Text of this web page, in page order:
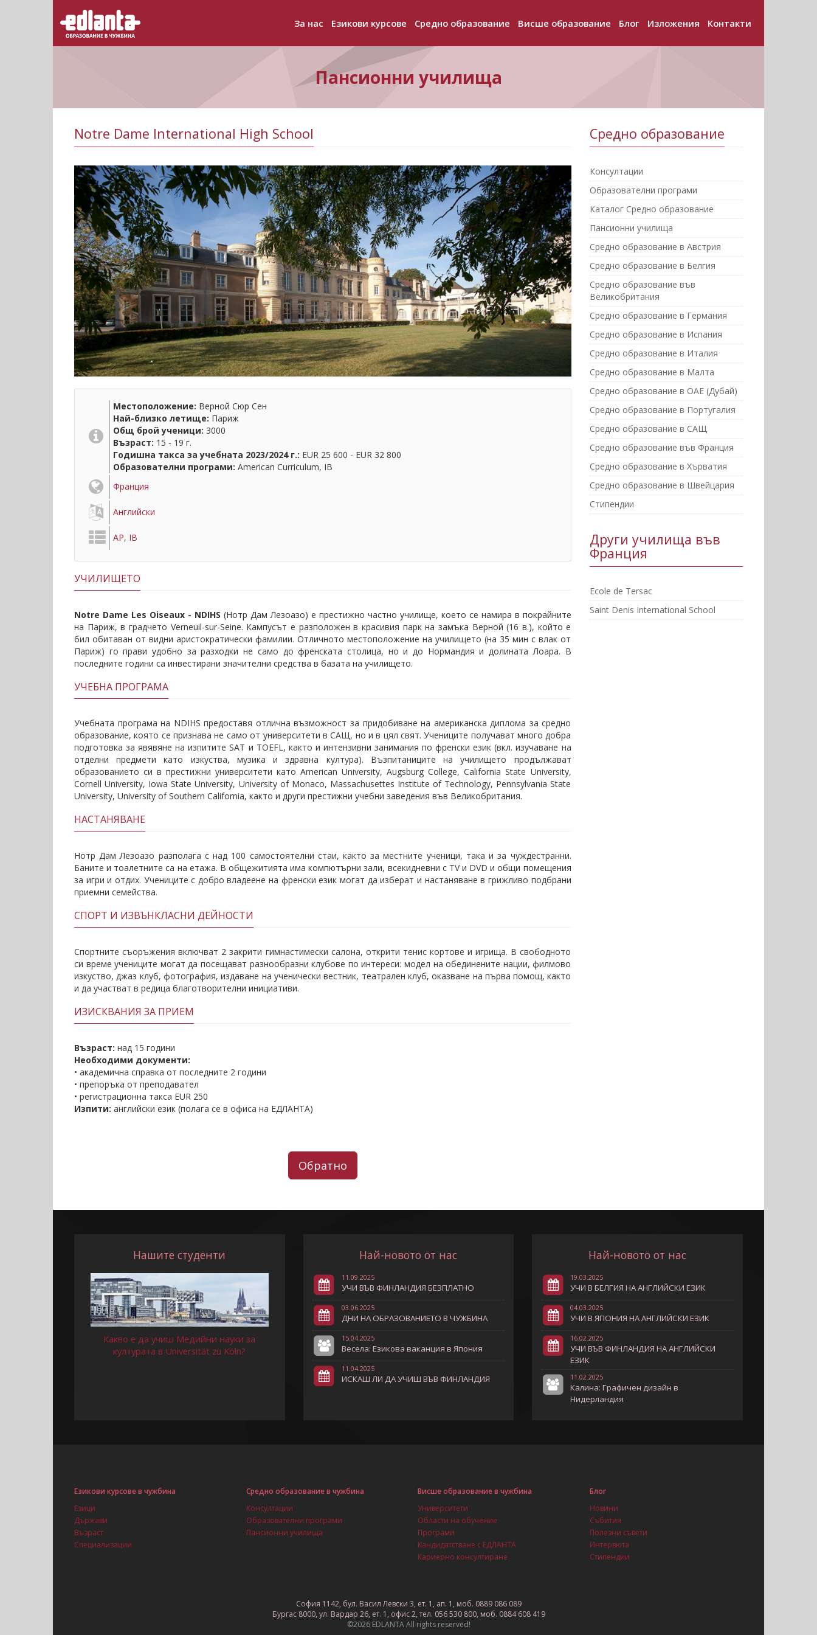
За нас Езикови курсове Средно образование Висше образование Блог Изложения Контакти
Пансионни училища
Notre Dame International High School
Местоположение: Верной Сюр Сен
Най-близко летище: Париж
Общ брой ученици: 3000
Възраст: 15 - 19 г.
Годишна такса за учебната 2023/2024 г.: EUR 25 600 - EUR 32 800
Образователни програми: American Curriculum, IB
Франция
Английски
AP, IB
УЧИЛИЩЕТО
Notre Dame Les Oiseaux - NDIHS (Нотр Дам Лезоазо) е престижно частно училище, което се намира в покрайните
на Париж, в градчето Verneuil-sur-Seine. Кампусът е разположен в красивия парк на замъка Верной (16 в.), който е
бил обитаван от видни аристократически фамилии. Отличното местоположение на училището (на 35 мин с влак от
Париж) го прави удобно за разходки не само до френската столица, но и до Нормандия и долината Лоара. В
последните години сa инвестирани значителни средства в базата на училището.
УЧЕБНA ПРОГРАМA
Учебната програма на NDIHS предоставя отлична възможност за придобиване на американска диплома за средно
образование, която се признава не само от университети в САЩ, но и в цял свят. Учениците получават много добра
подготовка за явявяне на изпитите SAT и TOEFL, както и интензивни занимания по френски език (вкл. изучаване на
отделни предмети като изкуства, музика и здравна култура). Възпитаниците на училището продължават
образованието си в престижни университети като American University, Augsburg College, California State University,
Cornell University, Iowa State University, University of Monaco, Massachusettes Institute of Technology, Pennsylvania State
University, University of Southern California, както и други престижни учебни заведения във Великобритания.
НАСТАНЯВАНЕ
Нотр Дам Лезоазо разполага с над 100 самостоятелни стаи, както за местните ученици, така и за чуждестранни.
Баните и тоалетните са на етажа. В общежитията има компютърни зали, всекидневни с TV и DVD и общи помещения
за игри и отдих. Учениците с добро владеене на френски език могат да изберат и настаняване в грижливо подбрани
приемни семейства.
СПОРТ И ИЗВЪНКЛАСНИ ДЕЙНОСТИ
Спортните съоръжения включват 2 закрити гимнастимески салона, открити тенис кортове и игрища. В свободното
си време учениците могат да посещават разнообразни клубове по интереси: модел на обединените нации, филмово
изкуство, джаз клуб, фотография, издаване на ученически вестник, театрален клуб, оказване на първа помощ, както
и да участват в редица благотворителни инициативи.
ИЗИСКВАНИЯ ЗА ПРИЕМ
Възраст: над 15 години
Необходими документи:
• академична справка от последните 2 години
• препоръка от преподавател
• регистрационна такса EUR 250
Изпити: английски език (полага се в офиса на ЕДЛАНТА)
Обратно
Средно образование
Консултации
Образователни програми
Каталог Средно образование
Пансионни училища
Средно образование в Австрия
Средно образование в Белгия
Средно образование във
Великобритания
Средно образование в Германия
Средно образование в Испания
Средно образование в Италия
Средно образование в Малта
Средно образование в ОАЕ (Дубай)
Средно образование в Португалия
Средно образование в САЩ
Средно образование във Франция
Средно образование в Хърватия
Средно образование в Швейцария
Стипендии
Други училища във
Франция
Ecole de Tersac
Saint Denis International School
Нашите студенти
Какво е да учиш Медийни науки за
културата в Universität zu Köln?
Най-новото от нас
11.09.2025
УЧИ ВЪВ ФИНЛАНДИЯ БЕЗПЛАТНО
03.06.2025
ДНИ НА ОБРАЗОВАНИЕТО В ЧУЖБИНА
15.04.2025
Весела: Езикова ваканция в Япония
11.04.2025
ИСКАШ ЛИ ДА УЧИШ ВЪВ ФИНЛАНДИЯ
Най-новото от нас
19.03.2025
УЧИ В БЕЛГИЯ НА АНГЛИЙСКИ ЕЗИК
04.03.2025
УЧИ В ЯПОНИЯ НА АНГЛИЙСКИ ЕЗИК
16.02.2025
УЧИ ВЪВ ФИНЛАНДИЯ НА АНГЛИЙСКИ
ЕЗИК
11.02.2025
Калина: Графичен дизайн в
Нидерландия
Езикови курсове в чужбина
Езици
Държави
Възраст
Специализации
Средно образование в чужбина
Консултации
Образователни програми
Пансионни училища
Висше образование в чужбина
Университети
Области на обучение
Програми
Кандидатстване с ЕДЛАНТА
Кариерно консултиране
Блог
Новини
Събития
Полезни съвети
Интервюта
Стипендии
София 1142, бул. Васил Левски 3, ет. 1, ап. 1, моб. 0889 086 089
Бургас 8000, ул. Вардар 26, ет. 1, офис 2, тел. 056 530 800, моб. 0884 608 419
©2026 EDLANTA All rights reserved!